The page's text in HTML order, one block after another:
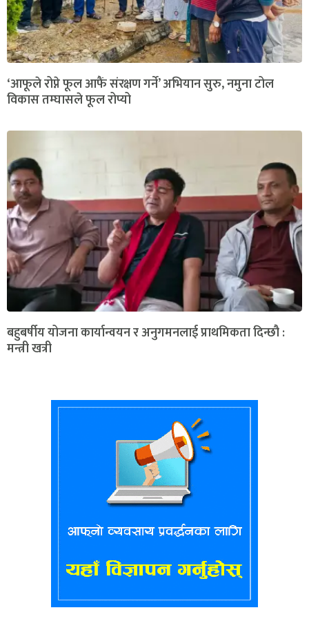
‘आफूले रोप्ने फूल आफैं संरक्षण गर्ने’ अभियान सुरु, नमुना टोल
विकास तम्घासले फूल रोप्यो
बहुबर्षीय योजना कार्यान्वयन र अनुगमनलाई प्राथमिकता दिन्छौ :
मन्त्री खत्री